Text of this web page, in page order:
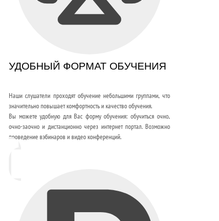
УДОБНЫЙ ФОРМАТ ОБУЧЕНИЯ
Наши слушатели проходят обучение небольшими группами, что
значительно повышает комфортность и качество обучения.
Вы можете удобную для Вас форму обучения: обучиться очно,
очно-заочно и дистанционно через интернет портал. Возможно
проведение вэбинаров и видео конференций.